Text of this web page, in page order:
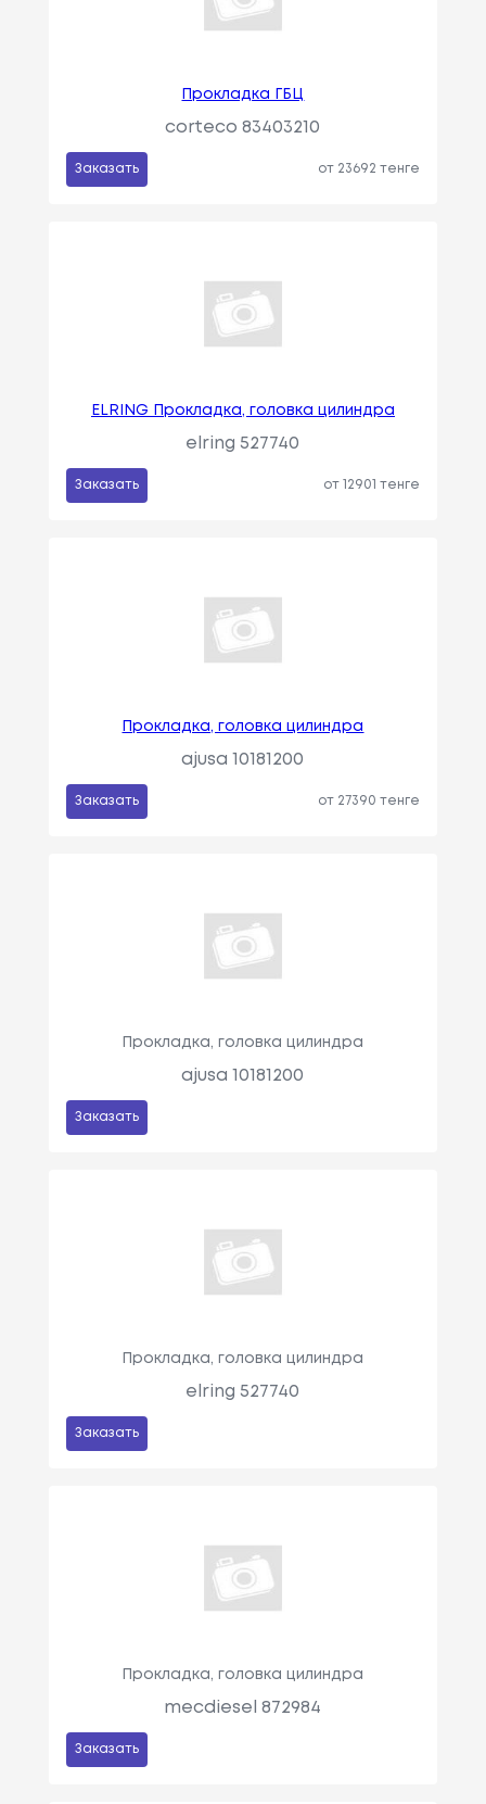
Прокладка ГБЦ
corteco 83403210
Заказать от 23692 тенге
ELRING Прокладка, головка цилиндра
elring 527740
Заказать от 12901 тенге
Прокладка, головка цилиндра
ajusa 10181200
Заказать от 27390 тенге
Прокладка, головка цилиндра
ajusa 10181200
Заказать
Прокладка, головка цилиндра
elring 527740
Заказать
Прокладка, головка цилиндра
mecdiesel 872984
Заказать